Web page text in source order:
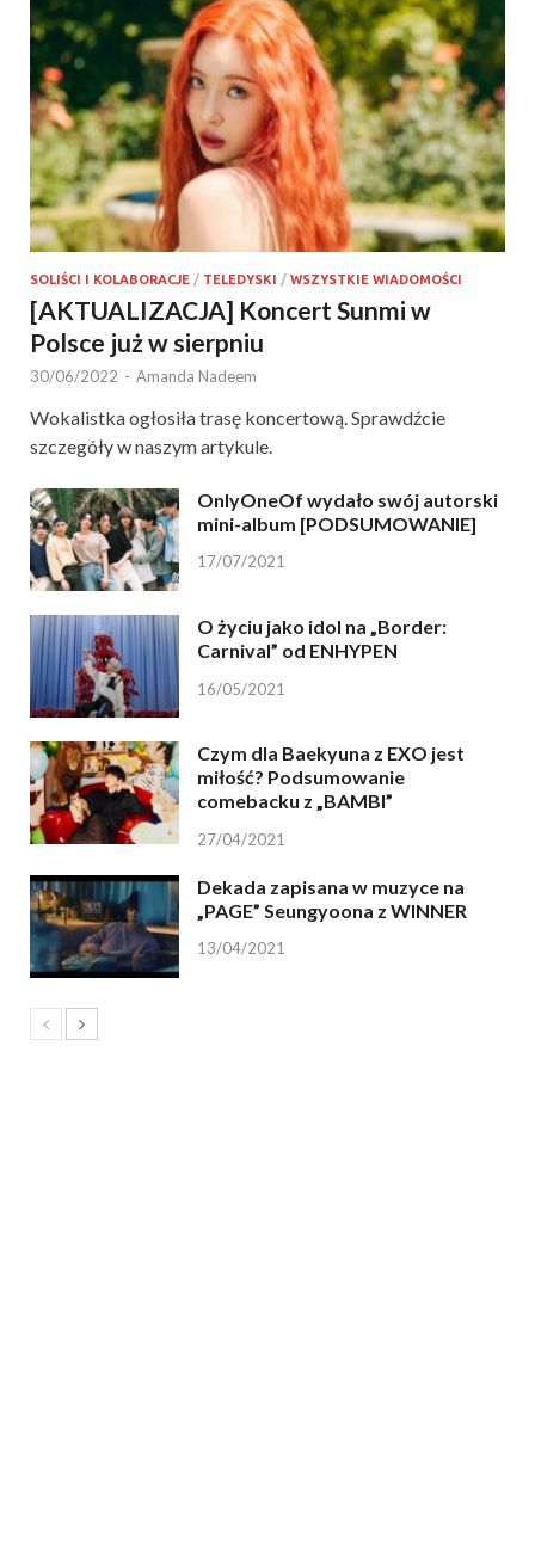
SOLIŚCI I KOLABORACJE / TELEDYSKI / WSZYSTKIE WIADOMOŚCI
[AKTUALIZACJA] Koncert Sunmi w
Polsce już w sierpniu
30/06/2022 - Amanda Nadeem
Wokalistka ogłosiła trasę koncertową. Sprawdźcie
szczegóły w naszym artykule.
OnlyOneOf wydało swój autorski
mini-album [PODSUMOWANIE]
17/07/2021
O życiu jako idol na „Border:
Carnival” od ENHYPEN
16/05/2021
Czym dla Baekyuna z EXO jest
miłość? Podsumowanie
comebacku z „BAMBI”
27/04/2021
Dekada zapisana w muzyce na
„PAGE” Seungyoona z WINNER
13/04/2021